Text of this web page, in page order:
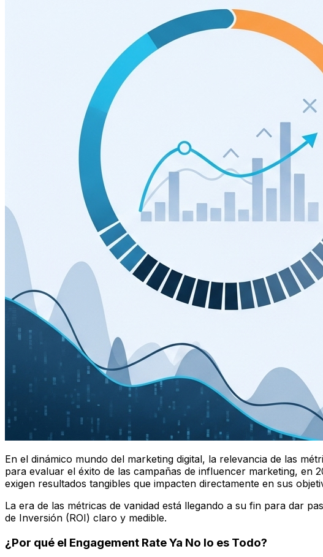
En el dinámico mundo del marketing digital, la relevancia de las
para evaluar el éxito de las campañas de influencer marketing, en
exigen resultados tangibles que impacten directamente en sus
La era de las métricas de vanidad está llegando a su fin para dar
de Inversión (ROI) claro y medible.
¿Por qué el Engagement Rate Ya No lo es Todo?